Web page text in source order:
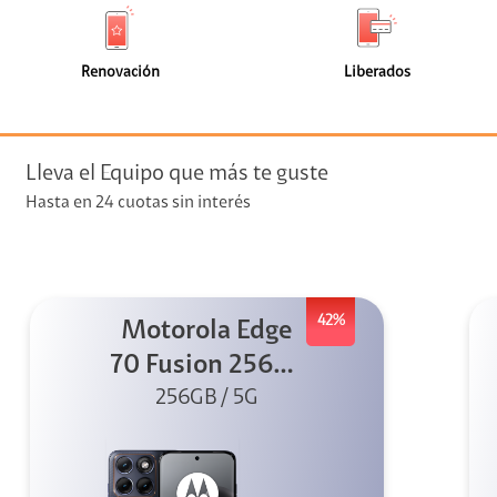
+ Telefonía
streaming
de
faceta
Renovación
(0)
faceta
Liberados
Lleva el Equipo que más te guste
Hasta en 24 cuotas sin interés
42%
Motorola Edge
70 Fusion 256GB
Azul
256GB / 5G